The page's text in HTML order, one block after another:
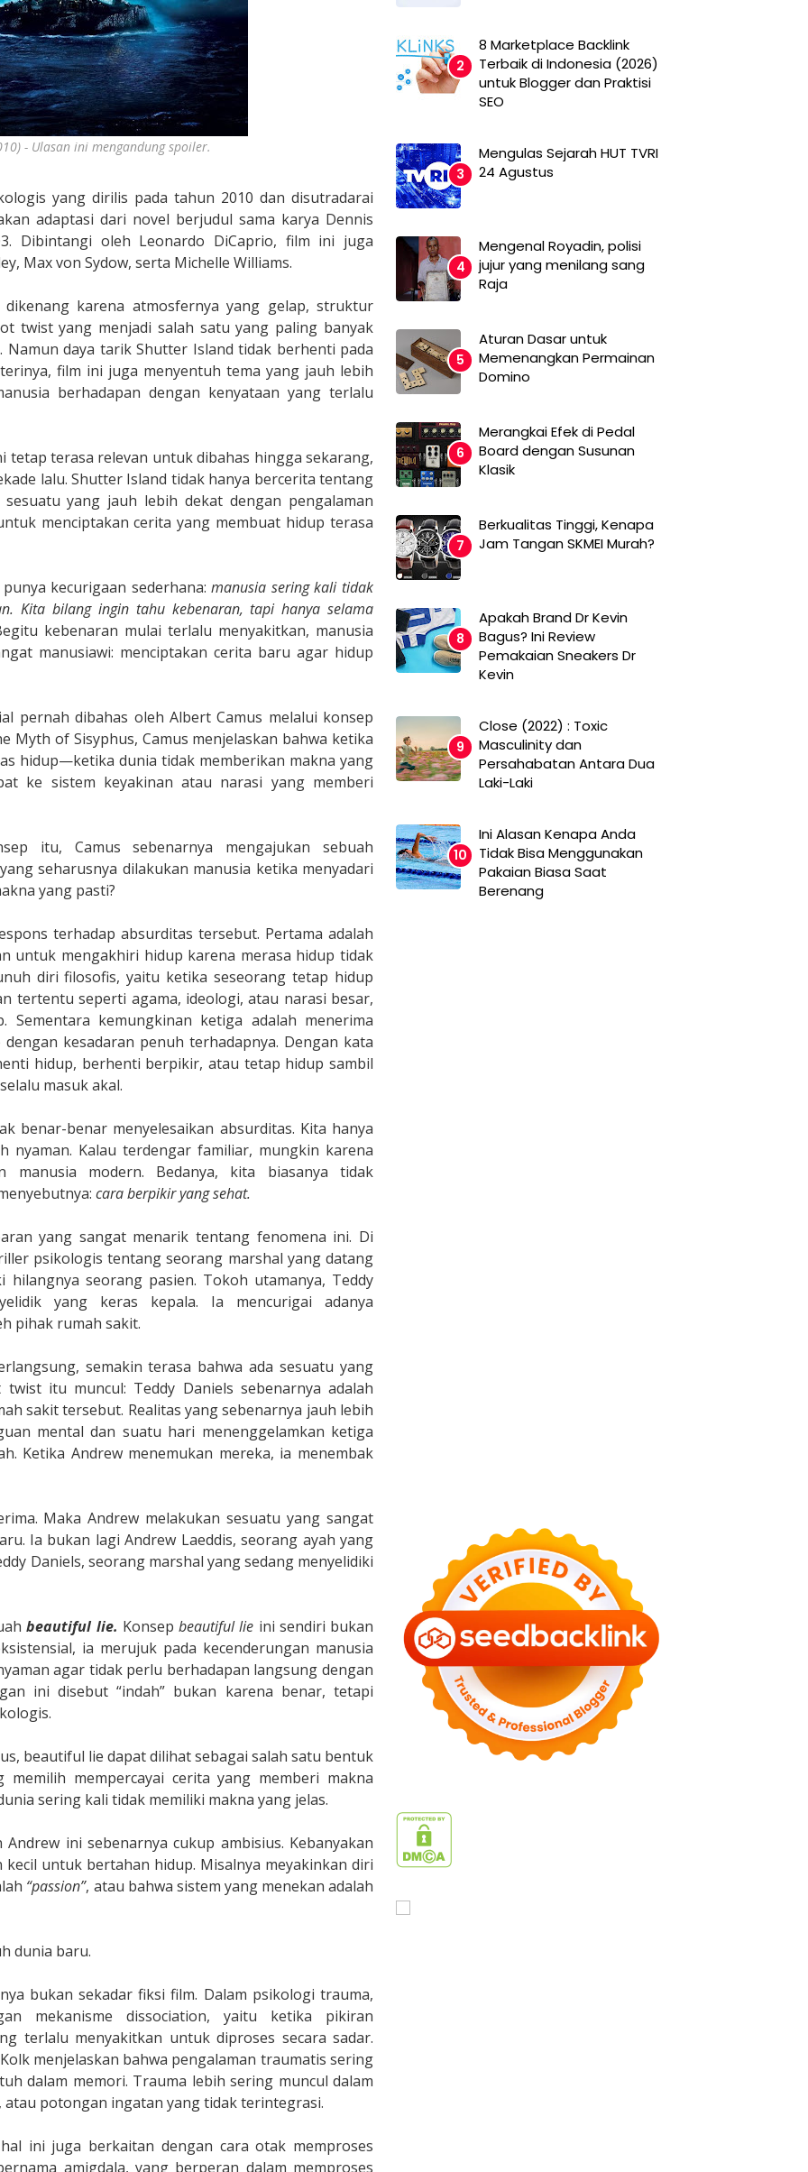
- Ulasan ini mengandung spoiler.
yang dirilis pada tahun 2010 dan disutradarai
adaptasi dari novel berjudul sama karya Dennis
Dibintangi oleh Leonardo DiCaprio, film ini juga
Max von Sydow, serta Michelle Williams.
karena atmosfernya yang gelap, struktur
twist yang menjadi salah satu yang paling banyak
daya tarik Shutter Island tidak berhenti pada
film ini juga menyentuh tema yang jauh lebih
berhadapan dengan kenyataan yang terlalu
tetap terasa relevan untuk dibahas hingga sekarang,
lalu. Shutter Island tidak hanya bercerita tentang
yang jauh lebih dekat dengan pengalaman
menciptakan cerita yang membuat hidup terasa
kecurigaan sederhana:manusia sering kali tidak
Kita bilang ingin tahu kebenaran, tapi hanya selama
kebenaran mulai terlalu menyakitkan, manusia
manusiawi: menciptakan cerita baru agar hidup
pernah dibahas oleh Albert Camus melalui konsep
Myth of Sisyphus, Camus menjelaskan bahwa ketika
hidup—ketika dunia tidak memberikan makna yang
ke sistem keyakinan atau narasi yang memberi
itu, Camus sebenarnya mengajukan sebuah
seharusnya dilakukan manusia ketika menyadari
yang pasti?
terhadap absurditas tersebut. Pertama adalah
untuk mengakhiri hidup karena merasa hidup tidak
diri filosofis, yaitu ketika seseorang tetap hidup
tertentu seperti agama, ideologi, atau narasi besar,
Sementara kemungkinan ketiga adalah menerima
kesadaran penuh terhadapnya. Dengan kata
hidup, berhenti berpikir, atau tetap hidup sambil
masuk akal.
benar-benar menyelesaikan absurditas. Kita hanya
nyaman. Kalau terdengar familiar, mungkin karena
modern. Bedanya, kita biasanya tidak
cara berpikir yang sehat.
yang sangat menarik tentang fenomena ini. Di
psikologis tentang seorang marshal yang datang
seorang pasien. Tokoh utamanya, Teddy
yang keras kepala. Ia mencurigai adanya
pihak rumah sakit.
semakin terasa bahwa ada sesuatu yang
itu muncul: Teddy Daniels sebenarnya adalah
sakit tersebut. Realitas yang sebenarnya jauh lebih
mental dan suatu hari menenggelamkan ketiga
Ketika Andrew menemukan mereka, ia menembak
Maka Andrew melakukan sesuatu yang sangat
Ia bukan lagi Andrew Laeddis, seorang ayah yang
Daniels, seorang marshal yang sedang menyelidiki
beautiful lie. Konsepbeautiful lie ini sendiri bukan
ia merujuk pada kecenderungan manusia
agar tidak perlu berhadapan langsung dengan
ini disebut “indah” bukan karena benar, tetapi
beautiful lie dapat dilihat sebagai salah satu bentuk
mempercayai cerita yang memberi makna
sering kali tidak memiliki makna yang jelas.
ini sebenarnya cukup ambisius. Kebanyakan
untuk bertahan hidup. Misalnya meyakinkan diri
“passion”, atau bahwa sistem yang menekan adalah
dunia baru.
bukan sekadar fiksi film. Dalam psikologi trauma,
mekanisme dissociation, yaitu ketika pikiran
terlalu menyakitkan untuk diproses secara sadar.
menjelaskan bahwa pengalaman traumatis sering
dalam memori. Trauma lebih sering muncul dalam
potongan ingatan yang tidak terintegrasi.
ini juga berkaitan dengan cara otak memproses
amigdala, yang berperan dalam memproses
8 Marketplace Backlink
Terbaik di Indonesia (2026)
untuk Blogger dan Praktisi
SEO
Mengulas Sejarah HUT TVRI
24 Agustus
Mengenal Royadin, polisi
jujur yang menilang sang
Raja
Aturan Dasar untuk
Memenangkan Permainan
Domino
Merangkai Efek di Pedal
Board dengan Susunan
Klasik
Berkualitas Tinggi, Kenapa
Jam Tangan SKMEI Murah?
Apakah Brand Dr Kevin
Bagus? Ini Review
Pemakaian Sneakers Dr
Kevin
Close (2022) : Toxic
Masculinity dan
Persahabatan Antara Dua
Laki-Laki
Ini Alasan Kenapa Anda
Tidak Bisa Menggunakan
Pakaian Biasa Saat
Berenang